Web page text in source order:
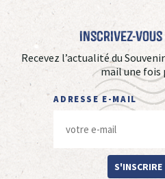
Inscrivez-
Recevez l’actualité du
mail une fois
ADRESSE E-MAIL
S'INSCRIRE